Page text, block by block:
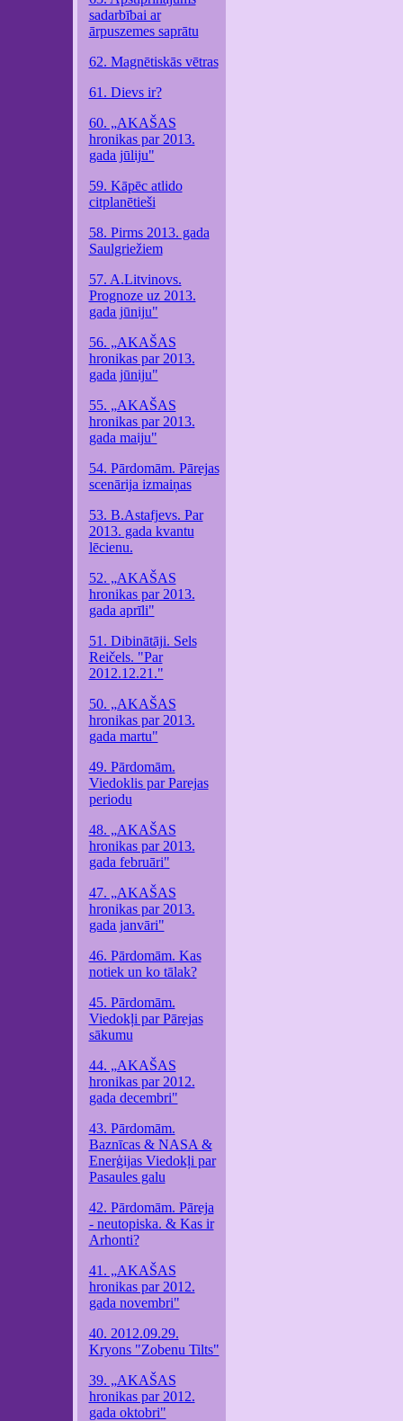
sadarbībai ar
ārpuszemes saprātu
62. Magnētiskās vētras
61. Dievs ir?
60. „AKAŠAS
hronikas par 2013.
gada jūliju"
59. Kāpēc atlido
citplanētieši
58. Pirms 2013. gada
Saulgriežiem
57. A.Litvinovs.
Prognoze uz 2013.
gada jūniju"
56. „AKAŠAS
hronikas par 2013.
gada jūniju"
55. „AKAŠAS
hronikas par 2013.
gada maiju"
54. Pārdomām. Pārejas
scenārija izmaiņas
53. B.Astafjevs. Par
2013. gada kvantu
lēcienu.
52. „AKAŠAS
hronikas par 2013.
gada aprīli"
51. Dibinātāji. Sels
Reičels. "Par
2012.12.21."
50. „AKAŠAS
hronikas par 2013.
gada martu"
49. Pārdomām.
Viedoklis par Parejas
periodu
48. „AKAŠAS
hronikas par 2013.
gada februāri"
47. „AKAŠAS
hronikas par 2013.
gada janvāri"
46. Pārdomām. Kas
notiek un ko tālak?
45. Pārdomām.
Viedokļi par Pārejas
sākumu
44. „AKAŠAS
hronikas par 2012.
gada decembri"
43. Pārdomām.
Baznīcas & NASA &
Enerģijas Viedokļi par
Pasaules galu
42. Pārdomām. Pāreja
- neutopiska. & Kas ir
Arhonti?
41. „AKAŠAS
hronikas par 2012.
gada novembri"
40. 2012.09.29.
Kryons "Zobenu Tilts"
39. „AKAŠAS
hronikas par 2012.
gada oktobri"